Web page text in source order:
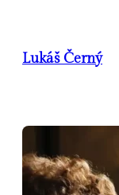
obsah
Lukáš Černý